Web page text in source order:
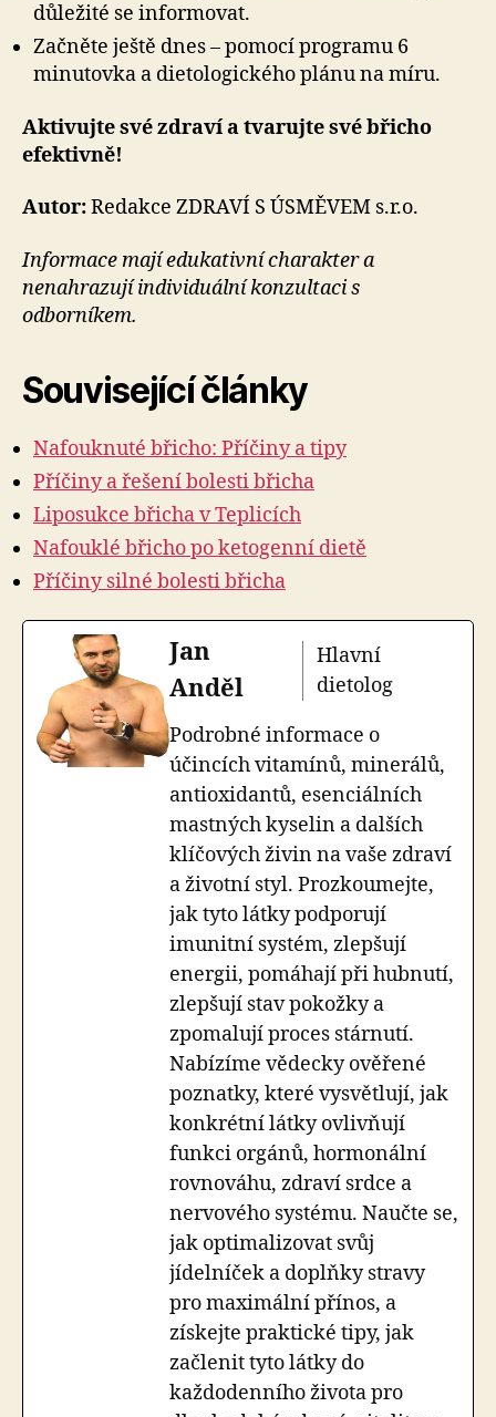
důležité se informovat.
Začněte ještě dnes – pomocí programu 6
minutovka a dietologického plánu na míru.
Aktivujte své zdraví a tvarujte své břicho
efektivně!
Autor:Redakce ZDRAVÍ S ÚSMĚVEM s.r.o.
Informace mají edukativní charakter a
nenahrazují individuální konzultaci s
odborníkem.
Související články
Nafouknuté břicho: Příčiny a tipy
Příčiny a řešení bolesti břicha
Liposukce břicha v Teplicích
Nafouklé břicho po ketogenní dietě
Příčiny silné bolesti břicha
Jan
Anděl
Hlavní
dietolog
Podrobné informace o
účincích vitamínů, minerálů,
antioxidantů, esenciálních
mastných kyselin a dalších
klíčových živin na vaše zdraví
a životní styl. Prozkoumejte,
jak tyto látky podporují
imunitní systém, zlepšují
energii, pomáhají při hubnutí,
zlepšují stav pokožky a
zpomalují proces stárnutí.
Nabízíme vědecky ověřené
poznatky, které vysvětlují, jak
konkrétní látky ovlivňují
funkci orgánů, hormonální
rovnováhu, zdraví srdce a
nervového systému. Naučte se,
jak optimalizovat svůj
jídelníček a doplňky stravy
pro maximální přínos, a
získejte praktické tipy, jak
začlenit tyto látky do
každodenního života pro